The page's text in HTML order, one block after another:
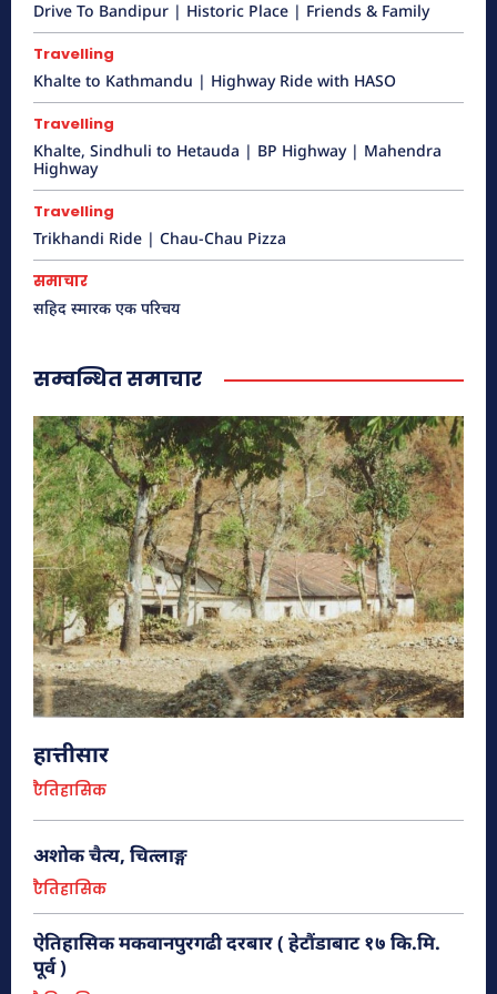
कुष्माण्ड सरोवर (१०८ गौमुखी धारा)
हेटौंडा अनलाईन
हेटौँडा नगरपालिकाको वडा नं. ९ को पश्चिम र पदमपोखरी गाविसको पूर्वी
बगेकी) नदीको सङ्गम...
Drive To Bandipur | Historic Place | Friends & Family
Travelling
Khalte to Kathmandu | Highway Ride with HASO
Travelling
Khalte, Sindhuli to Hetauda | BP Highway | Mahendra
Highway
Travelling
Trikhandi Ride | Chau-Chau Pizza
समाचार
सहिद स्मारक एक परिचय
सम्वन्धित समाचार
हात्तीसार
एैतिहासिक
अशोक चैत्य, चित्लाङ्ग
एैतिहासिक
ऐतिहासिक मकवानपुरगढी दरबार ( हेटौंडाबाट १७ कि.मि.
पूर्व )